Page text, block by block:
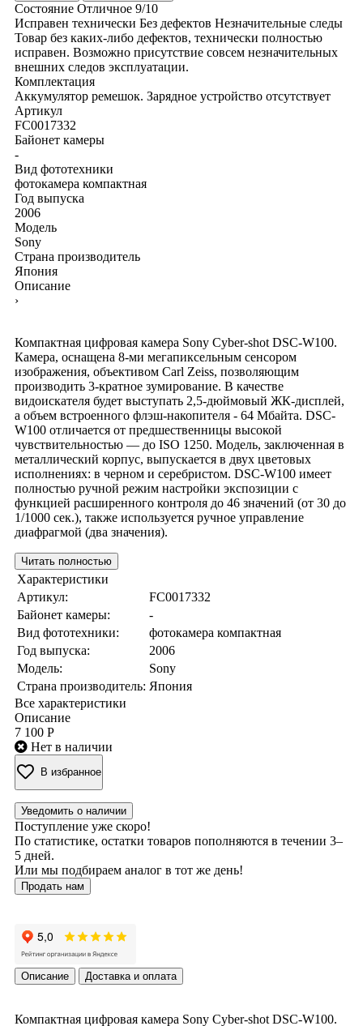
Состояние Отличное 9/10
Исправен технически Без дефектов Незначительные следы
Товар без каких-либо дефектов, технически полностью
исправен. Возможно присутствие совсем незначительных
внешних следов эксплуатации.
Комплектация
Аккумулятор ремешок. Зарядное устройство отсутствует
Артикул
FC0017332
Байонет камеры
-
Вид фототехники
фотокамера компактная
Год выпуска
2006
Модель
Sony
Страна производитель
Япония
Описание
›
Компактная цифровая камера Sony Cyber-shot DSC-W100.
Камера, оснащена 8-ми мегапиксельным сенсором
изображения, объективом Carl Zeiss, позволяющим
производить 3-кратное зумирование. В качестве
видоискателя будет выступать 2,5-дюймовый ЖК-дисплей,
а объем встроенного флэш-накопителя - 64 Мбайта. DSC-
W100 отличается от предшественницы высокой
чувствительностью — до ISO 1250. Модель, заключенная в
металлический корпус, выпускается в двух цветовых
исполнениях: в черном и серебристом. DSC-W100 имеет
полностью ручной режим настройки экспозиции с
функцией расширенного контроля до 46 значений (от 30 до
1/1000 сек.), также используется ручное управление
диафрагмой (два значения).
Читать полностью
Характеристики
Артикул:
FC0017332
Байонет камеры:
-
Вид фототехники:
фотокамера компактная
Год выпуска:
2006
Модель:
Sony
Страна производитель: Япония
Все характеристики
Описание
7 100 Р
Нет в наличии
В избранное
Уведомить о наличии
Поступление уже скоро!
По статистике, остатки товаров пополняются в течении 3–
5 дней.
Или мы подбираем аналог в тот же день!
Продать нам
Описание Доставка и оплата
Компактная цифровая камера Sony Cyber-shot DSC-W100.